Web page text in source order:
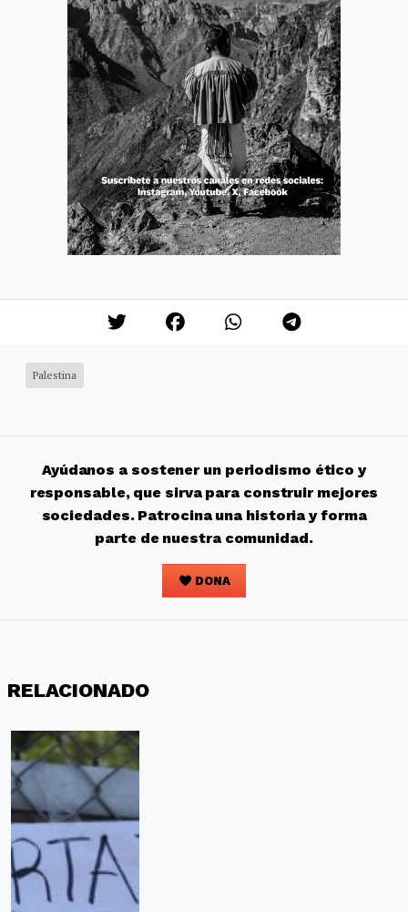
Palestina
Ayúdanos a sostener un periodismo ético y
responsable, que sirva para construir mejores
sociedades. Patrocina una historia y forma
parte de nuestra comunidad.
DONA
RELACIONADO